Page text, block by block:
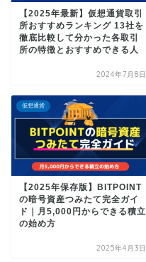
【2025年最新】仮想通貨取引
所おすすめランキング 13社を
徹底比較して分かった各取引
所の特徴とおすすめできる人
2024年7月8日
仮想通貨
【2025年保存版】BITPOINT
の暗号資産つみたて完全ガイ
ド｜月5,000円からできる積立
の始め方
2025年4月3日